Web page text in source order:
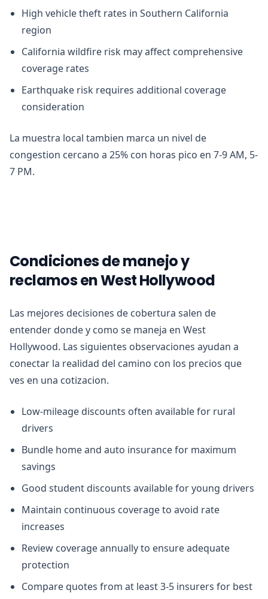
High vehicle theft rates in Southern California
region
California wildfire risk may affect comprehensive
coverage rates
Earthquake risk requires additional coverage
consideration
La muestra local tambien marca un nivel de
congestion cercano a 25% con horas pico en 7-9 AM, 5-
7 PM.
Condiciones de manejo y
reclamos en West Hollywood
Las mejores decisiones de cobertura salen de
entender donde y como se maneja en West
Hollywood. Las siguientes observaciones ayudan a
conectar la realidad del camino con los precios que
ves en una cotizacion.
Low-mileage discounts often available for rural
drivers
Bundle home and auto insurance for maximum
savings
Good student discounts available for young drivers
Maintain continuous coverage to avoid rate
increases
Review coverage annually to ensure adequate
protection
Compare quotes from at least 3-5 insurers for best